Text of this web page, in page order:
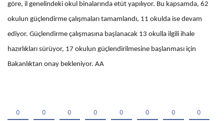
göre, il genelindeki okul binalarında etüt yapılıyor. Bu kapsamda, 62
okulun güçlendirme çalışmaları tamamlandı, 11 okulda ise devam
ediyor. Güçlendirme çalışmasına başlanacak 13 okulla ilgili ihale
hazırlıkları sürüyor, 17 okulun güçlendirilmesine başlanması için
Bakanlıktan onay bekleniyor. AA